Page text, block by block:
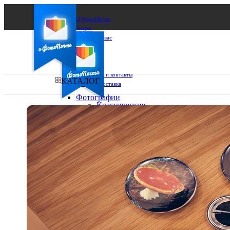
О ФотоПочте
Акции
Сделаем за вас
Бизнесу
FAQ
Франшиза
Поддержка и контакты
Оплата и доставка
Ваш город:
Ваш регион доставки
Выберите из списка:
КАТАЛОГ
Фотографии
Классические
фото
10х10
10х15
13х18
15х15
15х20
20х20
20х30
30х30
30х40
А4
Фото
в